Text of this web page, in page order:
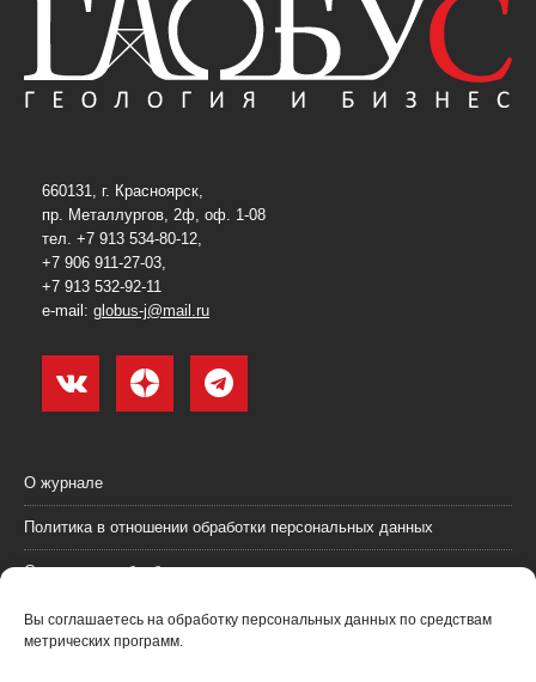
Вы соглашаетесь на обработку персональных данных по средствам
метрических программ.
660131, г. Красноярск,
пр. Металлургов, 2ф, оф. 1-08
тел. +7 913 534-80-12,
+7 906 911-27-03,
+7 913 532-92-11
e-mail: globus-j@mail.ru
О журнале
Политика в отношении обработки персональных данных
Согласие на обработку персональных данных
Пользовательское соглашение (оферта)